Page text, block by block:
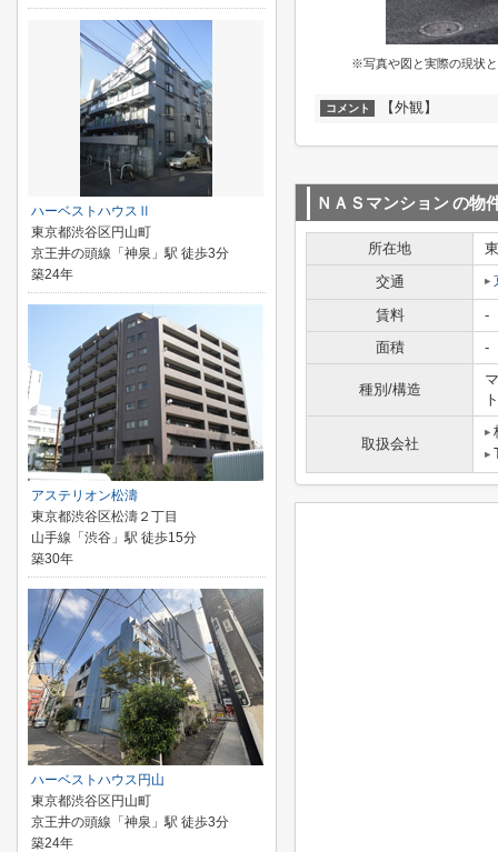
※写真や図と実際の現状
コメント 【外観】
ＮＡＳマンションの物
所在地
交通
賃料
-
面積
-
種別/構造
ト
取扱会社
ハーベストハウスⅡ
東京都渋谷区円山町
京王井の頭線「神泉」駅 徒歩3分
築24年
アステリオン松濤
東京都渋谷区松濤２丁目
山手線「渋谷」駅 徒歩15分
築30年
ハーベストハウス円山
東京都渋谷区円山町
京王井の頭線「神泉」駅 徒歩3分
築24年